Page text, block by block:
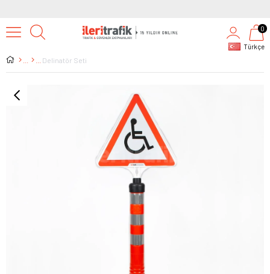
Türkçe
0
Delinatör Seti